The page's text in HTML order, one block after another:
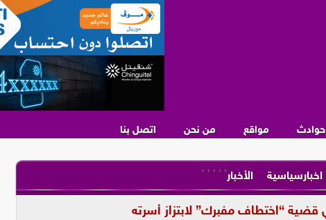
حوادث مواقع من نحن اتصل بنا
,
,
,
,
اخبارسياسية
,
الأخبار